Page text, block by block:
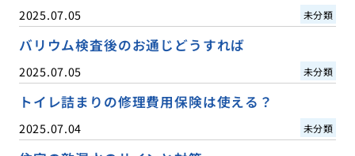
2025.07.05 未分類
バリウム検査後のお通じどうすれば
2025.07.05 未分類
トイレ詰まりの修理費用保険は使える？
2025.07.04 未分類